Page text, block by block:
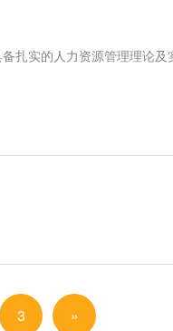
扎实的人力资源管理理论及
3 »